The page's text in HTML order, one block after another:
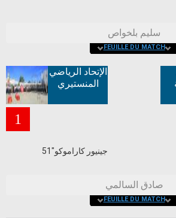
سليم بلخواص
FEUILLE DU MATCH
الإتحاد الرياضي
المنستيري
1
جينيور كاراموكو"51
صادق السالمي
FEUILLE DU MATCH